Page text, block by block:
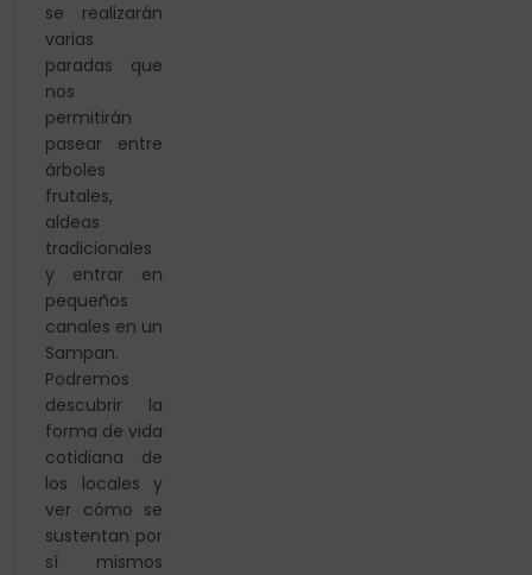
se realizarán
varias
paradas que
nos
permitirán
pasear entre
árboles
frutales,
aldeas
tradicionales
y entrar en
pequeños
canales en un
Sampan.
Podremos
descubrir la
forma de vida
cotidiana de
los locales y
ver cómo se
sustentan por
sí mismos